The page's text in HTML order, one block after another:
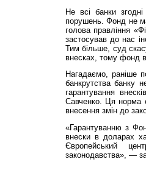
Не всі банки
порушень. Фонд не
голова правління
застосував до нас
Тим більше, суд
внесках, тому фонд
Нагадаємо, раніше
банкрутства банку
гарантування
Савченко. Ця норма
внесення змін до
«Гарантуванню з
внески в доларах
Європейський
законодавства», —